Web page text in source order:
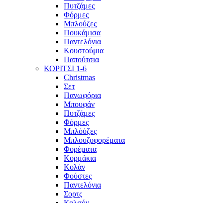
Πυτζάμες
Φόρμες
Μπλούζες
Πουκάμισα
Παντελόνια
Κουστούμια
Παπούτσια
ΚΟΡΙΤΣΙ 1-6
Christmas
Σετ
Πανωφόρια
Μπουφάν
Πυτζάμες
Φόρμες
Μπλόύζες
Μπλουζοφορέματα
Φορέματα
Κορμάκια
Κολάν
Φούστες
Παντελόνια
Σορτς